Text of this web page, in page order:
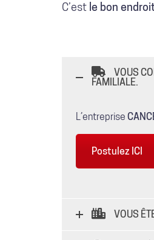
C’est le bon
VOUS
FAMILIALE.
L’entreprise
Postulez ICI
VOUS